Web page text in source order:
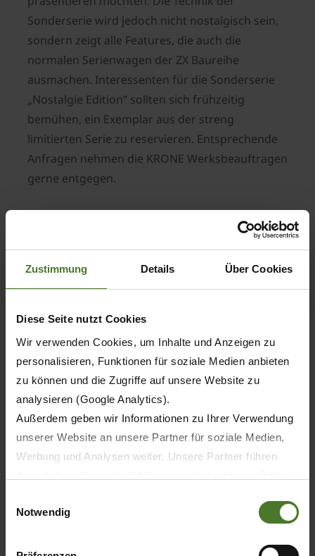
Zustimmung Details Über Cookies
Diese Seite nutzt Cookies
Wir verwenden Cookies, um Inhalte und Anzeigen zu
personalisieren, Funktionen für soziale Medien anbieten
zu können und die Zugriffe auf unsere Website zu
analysieren (Google Analytics).
Außerdem geben wir Informationen zu Ihrer Verwendung
unserer Website an unsere Partner für soziale Medien,
Werbung und Analysen weiter. Unsere Partner führen
sie im Rahmen Ihrer Nutzung der Dienste gesammelt
Wir setzen im Rahmen des Trackings auch Dienstleister
Notwendig
Sonderserie wird jedoch nicht nostalgisch sein,
sondern zeigt alle Features, die auch die
normalen Serienwagen der ZX Baureihe
ausmachen. Interessenten für die Sonderserie
„Nostalgie Edition“ sollten sich frühzeitig
bemühen, ein Exemplar aus der streng
limitierten Serie zu reservieren. Entsprechende
Anfragen nehmen die KRONE Werksbeauftragen
gerne entgegen.
KRONE XtraBlatt (online durchblättern)